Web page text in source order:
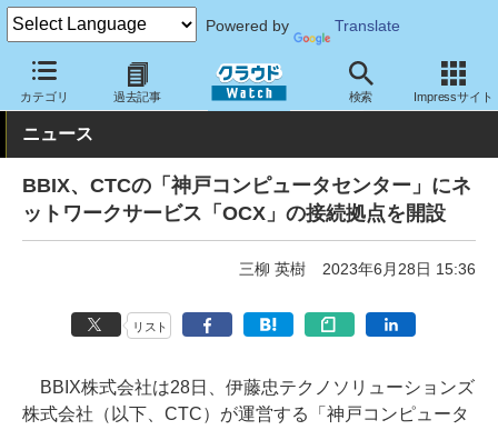
Powered by Translate
カテゴリ 過去記事 検索 Impressサイト
クラウド Watch ネットワーク 通信インフラ
ニュース
BBIX、CTCの「神戸コンピュータセンター」にネ
ットワークサービス「OCX」の接続拠点を開設
三柳 英樹 2023年6月28日 15:36
リスト
BBIX株式会社は28日、伊藤忠テクノソリューションズ
株式会社（以下、CTC）が運営する「神戸コンピュータ